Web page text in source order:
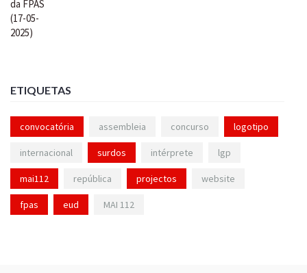
ETIQUETAS
convocatória assembleia concurso logotipo
internacional surdos intérprete lgp
mai112 república projectos website
fpas eud MAI 112